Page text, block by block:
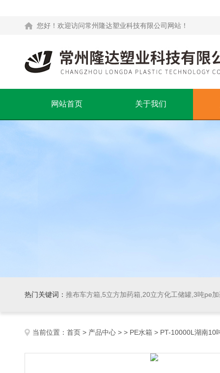
您好！欢迎访问常州隆达塑业科技有限公司网站！
网站首页 关于我们
热门关键词： 推布车方箱,5立方加药箱,20立方化工储罐,3吨pe
当前位置： 首页 > 产品中心 > > PE水箱 > PT-10000L湖南10